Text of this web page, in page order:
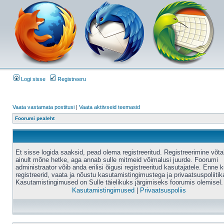
Logi sisse Registreeru
Vaata vastamata postitusi | Vaata aktiivseid teemasid
Foorumi pealeht
Et sisse logida saaksid, pead olema registreeritud. Registreerimine
ainult mõne hetke, aga annab sulle mitmeid võimalusi juurde. Foorumi
administraator võib anda erilisi õigusi registreeritud kasutajatele. Enne
registreerid, vaata ja nõustu kasutamistingimustega ja
Kasutamistingimused on Sulle täielikuks järgimiseks foorumis olemisel.
Kasutamistingimused
Privaatsuspoliis